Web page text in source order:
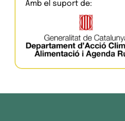
Amb el suport de: